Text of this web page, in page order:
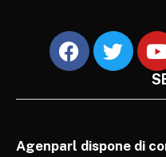
Agenparl dispone di